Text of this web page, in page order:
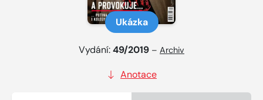
Ukázka
Vydání:49/2019 – Archiv
Anotace